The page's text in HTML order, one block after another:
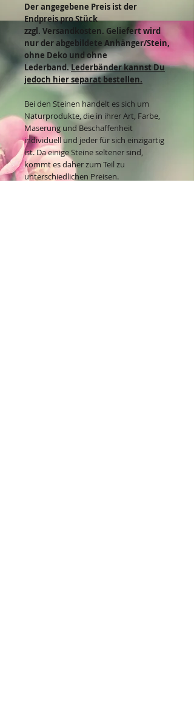
Der angegebene Preis ist der
Endpreis pro Stück
zzgl. Versandkosten. Geliefert wird
nur der abgebildete Anhänger/Stein,
ohne Deko und ohne
Lederband.Lederbänder kannst Du
jedoch hier separat bestellen.
Bei den Steinen handelt es sich um
Naturprodukte, die in ihrer Art, Farbe,
Maserung und Beschaffenheit
individuell und jeder für sich einzigartig
ist. Da einige Steine seltener sind,
kommt es daher zum Teil zu
unterschiedlichen Preisen.